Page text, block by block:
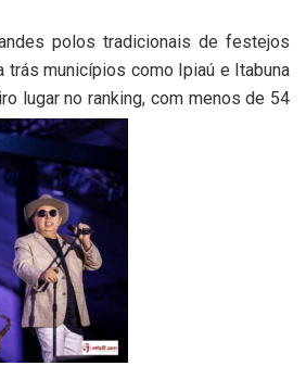
polos tradicionais de festejos
trás municípios como Ipiaú e Itabuna
lugar no ranking, com menos de 54